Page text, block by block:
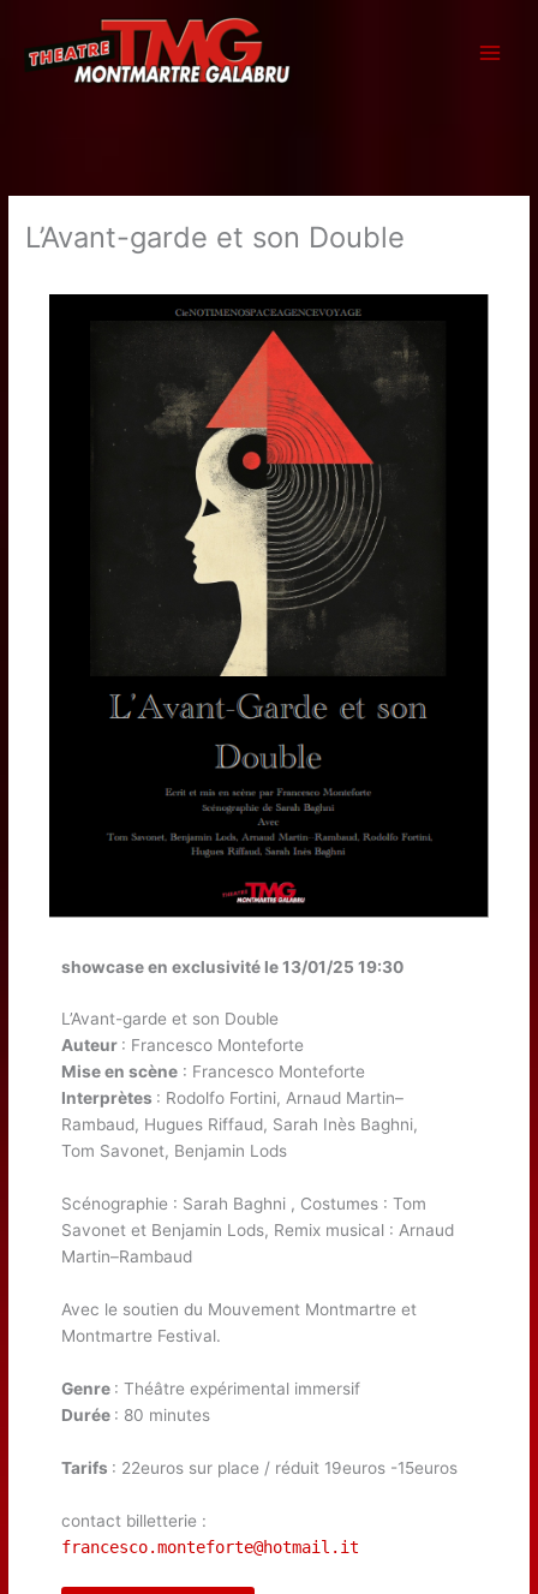
contenu
L’Avant-garde et son Double
showcase en exclusivité le 13/01/25 19:30
L’Avant-garde et son Double
Auteur : Francesco Monteforte
Mise en scène : Francesco Monteforte
Interprètes : Rodolfo Fortini, Arnaud Martin–
Rambaud, Hugues Riffaud, Sarah Inès Baghni,
Tom Savonet, Benjamin Lods
Scénographie : Sarah Baghni , Costumes : Tom
Savonet et Benjamin Lods, Remix musical : Arnaud
Martin–Rambaud
Avec le soutien du Mouvement Montmartre et
Montmartre Festival.
Genre : Théâtre expérimental immersif
Durée : 80 minutes
Tarifs : 22euros sur place / réduit 19euros -15euros
contact billetterie :
francesco.monteforte@hotmail.it